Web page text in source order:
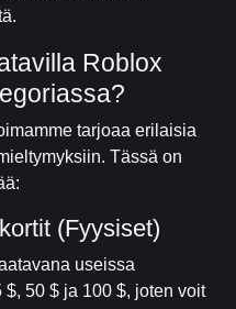
Roblox
tarjoaa erilaisia
Tässä on
(Fyysiset)
useissa
50 $ ja 100 $, joten voit